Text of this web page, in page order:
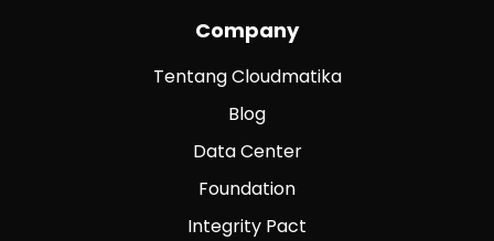
Company
Tentang Cloudmatika
Blog
Data Center
Foundation
Integrity Pact